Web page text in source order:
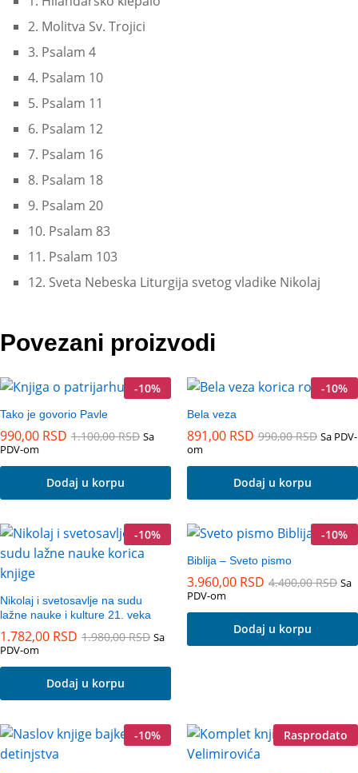
2. Molitva Sv. Trojici
3. Psalam 4
4. Psalam 10
5. Psalam 11
6. Psalam 12
7. Psalam 16
8. Psalam 18
9. Psalam 20
10. Psalam 83
11. Psalam 103
12. Sveta Nebeska Liturgija svetog vladike Nikolaj
Povezani proizvodi
-10%
Tako je govorio Pavle
990,00 RSD 1.100,00RSD Sa
PDV-om
Dodaj u korpu
-10%
Bela veza
891,00 RSD 990,00RSD Sa PDV-
om
Dodaj u korpu
-10%
Nikolaj i svetosavlje na sudu
lažne nauke i kulture 21. veka
1.782,00 RSD 1.980,00RSD Sa
PDV-om
Dodaj u korpu
-10%
Biblija – Sveto pismo
3.960,00 RSD 4.400,00RSD Sa
PDV-om
Dodaj u korpu
-10% Rasprodato